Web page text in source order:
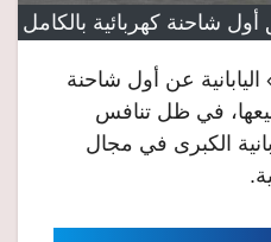
أول شاحنة كهربائية بالكامل
عن أول شاحنة
في ظل تنافس
الكبرى في مجال